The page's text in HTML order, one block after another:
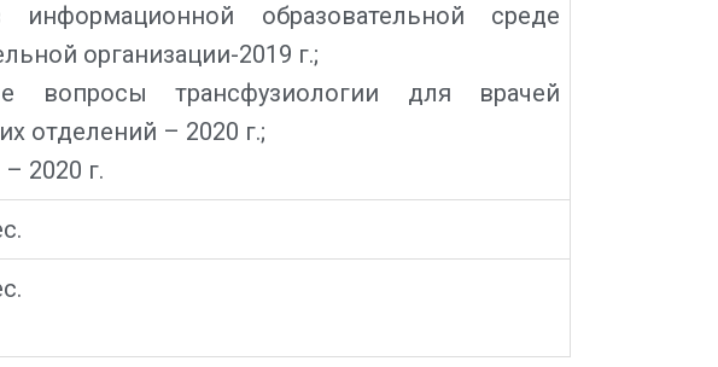
образовательной среде
организации-2019 г.;
вопросы трансфузиологии для врачей
отделений – 2020 г.;
2020 г.